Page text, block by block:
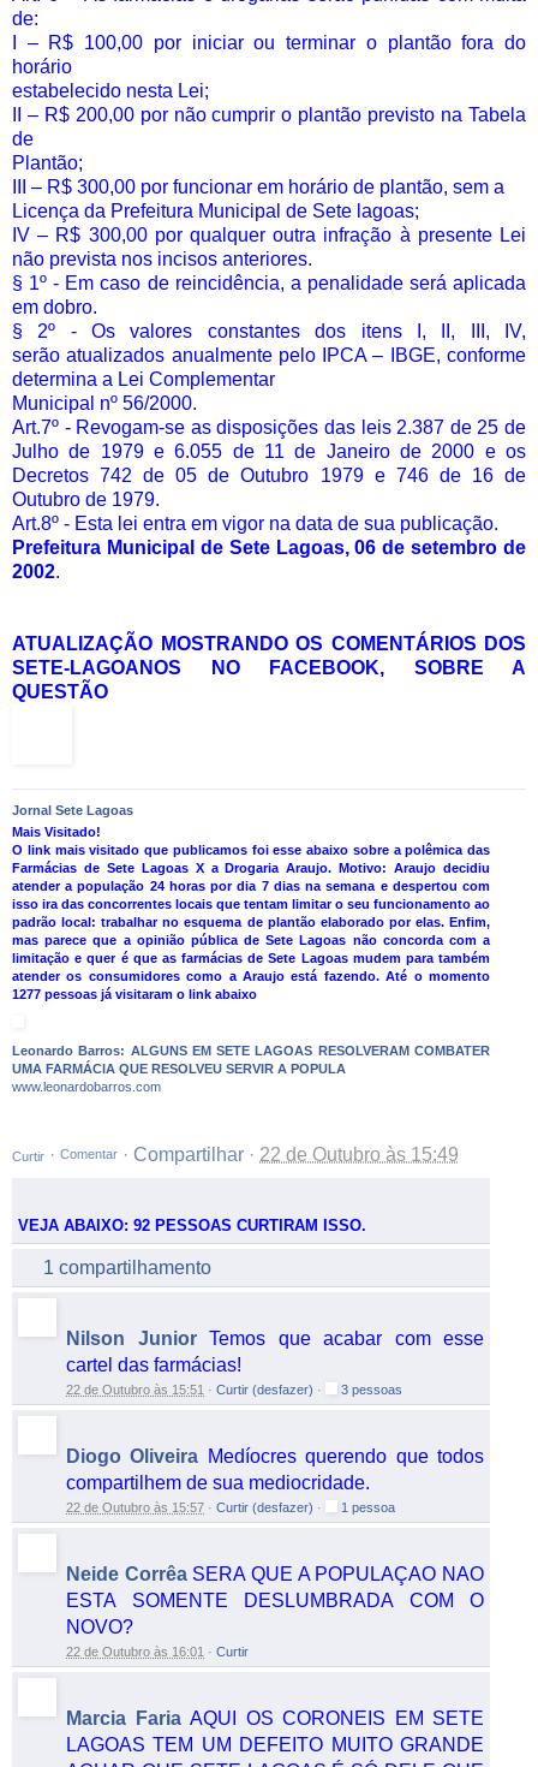
de:
I – R$ 100,00 por iniciar ou terminar o plantão fora do
horário
estabelecido nesta Lei;
II – R$ 200,00 por não cumprir o plantão previsto na Tabela
de
Plantão;
III – R$ 300,00 por funcionar em horário de plantão, sem a
Licença da Prefeitura Municipal de Sete lagoas;
IV – R$ 300,00 por qualquer outra infração à presente Lei
não prevista nos incisos anteriores.
§ 1º - Em caso de reincidência, a penalidade será aplicada
em dobro.
§ 2º - Os valores constantes dos itens I, II, III, IV,
serão atualizados anualmente pelo IPCA – IBGE, conforme
determina a Lei Complementar
Municipal nº 56/2000.
Art.7º - Revogam-se as disposições das leis 2.387 de 25 de
Julho de 1979 e 6.055 de 11 de Janeiro de 2000 e os
Decretos 742 de 05 de Outubro 1979 e 746 de 16 de
Outubro de 1979.
Art.8º - Esta lei entra em vigor na data de sua publicação.
Prefeitura Municipal de Sete Lagoas, 06 de setembro de
2002.
ATUALIZAÇÃO MOSTRANDO OS COMENTÁRIOS DOS
SETE-LAGOANOS NO FACEBOOK, SOBRE A
QUESTÃO
Jornal Sete Lagoas
Mais Visitado!
O link mais visitado que publicamos foi esse abaixo sobre a polêmica das
Farmácias de Sete Lagoas X a Drogaria Araujo. Motivo: Araujo decidiu
atender a população 24 horas por dia 7 dias na semana e despertou com
isso ira das concorrentes locais que tentam limitar o seu funcionamento ao
padrão local: trabalhar no esquema de plantão elaborado por elas. Enfim,
mas parece que a opinião pública de Sete Lagoas não concorda com a
limitação e quer é que as farmácias de Sete Lagoas mudem para também
atender os consumidores como a Araujo está fazendo. Até o momento
1277 pessoas já visitaram o link abaixo
Leonardo Barros: ALGUNS EM SETE LAGOAS RESOLVERAM COMBATER
UMA FARMÁCIA QUE RESOLVEU SERVIR A POPULA
www.leonardobarros.com
Curtir · · Compartilhar · 22 de Outubro às 15:49
VEJA ABAIXO: 92 PESSOAS CURTIRAM ISSO.
1 compartilhamento
Nilson Junior
Temos que acabar com esse
cartel das farmácias!
22 de Outubro às 15:51 · Curtir (desfazer) · 3 pessoas
Diogo Oliveira Medíocres querendo que todos
compartilhem de sua mediocridade.
22 de Outubro às 15:57 · Curtir (desfazer) · 1 pessoa
Neide Corrêa SERA QUE A POPULAÇAO NAO
ESTA SOMENTE DESLUMBRADA COM O
NOVO?
22 de Outubro às 16:01 · Curtir
Marcia Faria AQUI OS CORONEIS EM SETE
LAGOAS TEM UM DEFEITO MUITO GRANDE